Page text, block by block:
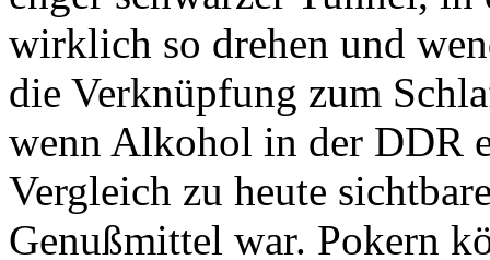
wirklich so drehen und
die Verknüpfung zum
wenn Alkohol in der DDR
Vergleich zu heute
Genußmittel war. Pokern